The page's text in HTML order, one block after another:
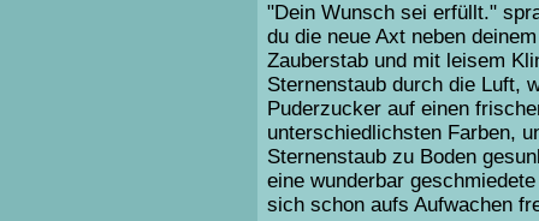
"Dein Wunsch sei erfüllt."
du die neue Axt neben
Zauberstab und mit leisem
Sternenstaub durch die Luft,
Puderzucker auf einen
unterschiedlichsten Farben,
Sternenstaub zu Boden
eine wunderbar
sich schon aufs Aufwachen